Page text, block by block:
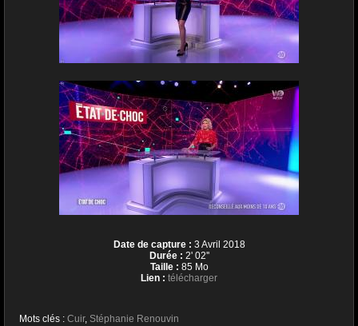
Date de capture : 3 Avril 2018
Durée : 2' 02''
Taille : 85 Mo
Lien : télécharger
Mots clés : Cuir, Stéphanie Renouvin